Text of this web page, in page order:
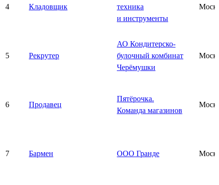
4 Кладовщик
техника
и инструменты
5 Рекрутер
АО Кондитерско-
булочный комбинат
Черёмушки
6 Продавец
Пятёрочка.
Команда магазинов
7 Бармен ООО Гранде